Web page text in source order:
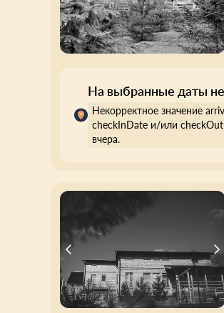
На выбранные даты
Некорректное значение
checkInDate и/или
вчера.